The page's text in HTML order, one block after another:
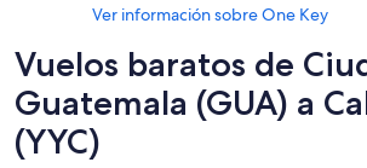
Ver información sobre One Key
Vuelos baratos de
Guatemala (GUA) a
(YYC)